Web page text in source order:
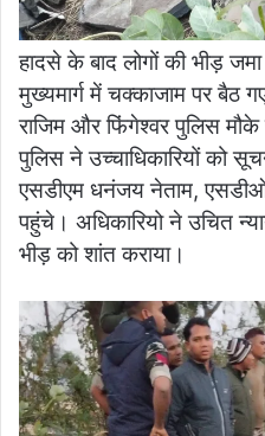
हादसे के बाद लोगों की भीड़
मुख्यमार्ग में चक्काजाम पर बैठ
राजिम और फिंगेश्वर पुलिस
पुलिस ने उच्चाधिकारियों को
एसडीएम धनंजय नेताम,
पहुंचे। अधिकारियो ने उचित
भीड़ को शांत कराया।